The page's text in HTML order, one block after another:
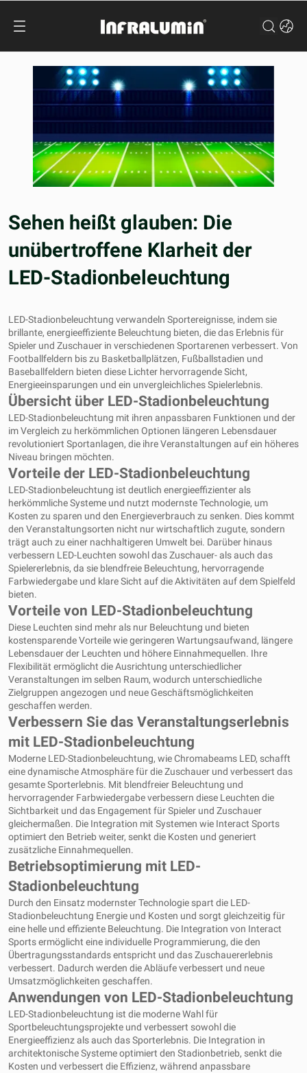
Sehen heißt glauben: Die
unübertroffene Klarheit der
LED-Stadionbeleuchtung
LED-Stadionbeleuchtung verwandeln Sportereignisse, indem sie
brillante, energieeffiziente Beleuchtung bieten, die das Erlebnis für
Spieler und Zuschauer in verschiedenen Sportarenen verbessert. Von
Footballfeldern bis zu Basketballplätzen, Fußballstadien und
Baseballfeldern bieten diese Lichter hervorragende Sicht,
Energieeinsparungen und ein unvergleichliches Spielerlebnis.
Übersicht über LED-Stadionbeleuchtung
LED-Stadionbeleuchtung mit ihren anpassbaren Funktionen und der
im Vergleich zu herkömmlichen Optionen längeren Lebensdauer
revolutioniert Sportanlagen, die ihre Veranstaltungen auf ein höheres
Niveau bringen möchten.
Vorteile der LED-Stadionbeleuchtung
LED-Stadionbeleuchtung ist deutlich energieeffizienter als
herkömmliche Systeme und nutzt modernste Technologie, um
Kosten zu sparen und den Energieverbrauch zu senken. Dies kommt
den Veranstaltungsorten nicht nur wirtschaftlich zugute, sondern
trägt auch zu einer nachhaltigeren Umwelt bei. Darüber hinaus
verbessern LED-Leuchten sowohl das Zuschauer- als auch das
Spielererlebnis, da sie blendfreie Beleuchtung, hervorragende
Farbwiedergabe und klare Sicht auf die Aktivitäten auf dem Spielfeld
bieten.
Vorteile von LED-Stadionbeleuchtung
Diese Leuchten sind mehr als nur Beleuchtung und bieten
kostensparende Vorteile wie geringeren Wartungsaufwand, längere
Lebensdauer der Leuchten und höhere Einnahmequellen. Ihre
Flexibilität ermöglicht die Ausrichtung unterschiedlicher
Veranstaltungen im selben Raum, wodurch unterschiedliche
Zielgruppen angezogen und neue Geschäftsmöglichkeiten
geschaffen werden.
Verbessern Sie das Veranstaltungserlebnis
mit LED-Stadionbeleuchtung
Moderne LED-Stadionbeleuchtung, wie Chromabeams LED, schafft
eine dynamische Atmosphäre für die Zuschauer und verbessert das
gesamte Sporterlebnis. Mit blendfreier Beleuchtung und
hervorragender Farbwiedergabe verbessern diese Leuchten die
Sichtbarkeit und das Engagement für Spieler und Zuschauer
gleichermaßen. Die Integration mit Systemen wie Interact Sports
optimiert den Betrieb weiter, senkt die Kosten und generiert
zusätzliche Einnahmequellen.
Betriebsoptimierung mit LED-
Stadionbeleuchtung
Durch den Einsatz modernster Technologie spart die LED-
Stadionbeleuchtung Energie und Kosten und sorgt gleichzeitig für
eine helle und effiziente Beleuchtung. Die Integration von Interact
Sports ermöglicht eine individuelle Programmierung, die den
Übertragungsstandards entspricht und das Zuschauererlebnis
verbessert. Dadurch werden die Abläufe verbessert und neue
Umsatzmöglichkeiten geschaffen.
Anwendungen von LED-Stadionbeleuchtung
LED-Stadionbeleuchtung ist die moderne Wahl für
Sportbeleuchtungsprojekte und verbessert sowohl die
Energieeffizienz als auch das Sporterlebnis. Die Integration in
architektonische Systeme optimiert den Stadionbetrieb, senkt die
Kosten und verbessert die Effizienz, während anpassbare